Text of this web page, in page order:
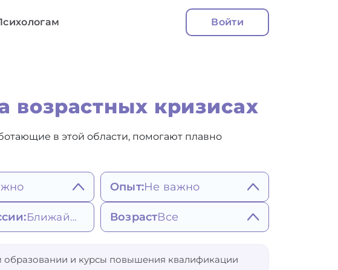
Войти
возрастных кризисах
в этой области, помогают плавно
Опыт:Не важно
Не важно
Более 5 лет
Более 7 лет
Ближайшее ВозрастВсе
образовании и курсы повышения квалификации